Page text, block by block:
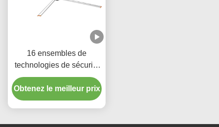
16 ensembles de
technologies de sécurité
Ventilateurs PMSM
Ventilateurs de plafond
commerciaux de grande
Obtenez le meilleur prix